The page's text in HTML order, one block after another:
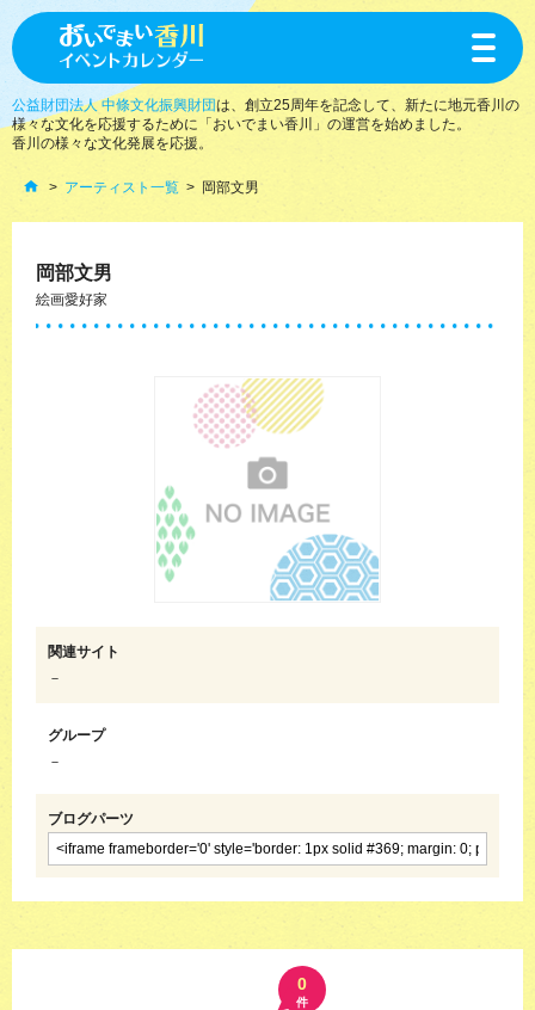
toggle
公益財団法人 中條文化振興財団は、創立25周年を記念して、新たに地元香川の
様々な文化を応援するために「おいでまい香川」の運営を始めました。
香川の様々な文化発展を応援。
アーティスト一覧 岡部文男
岡部文男
絵画愛好家
関連サイト
－
グループ
－
ブログパーツ
0
件